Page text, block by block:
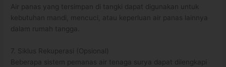
Air panas yang tersimpan di tangki dapat digunakan untuk
kebutuhan mandi, mencuci, atau keperluan air panas lainnya
dalam rumah tangga.
7. Siklus Rekuperasi (Opsional)
Beberapa sistem pemanas air tenaga surya dapat dilengkapi